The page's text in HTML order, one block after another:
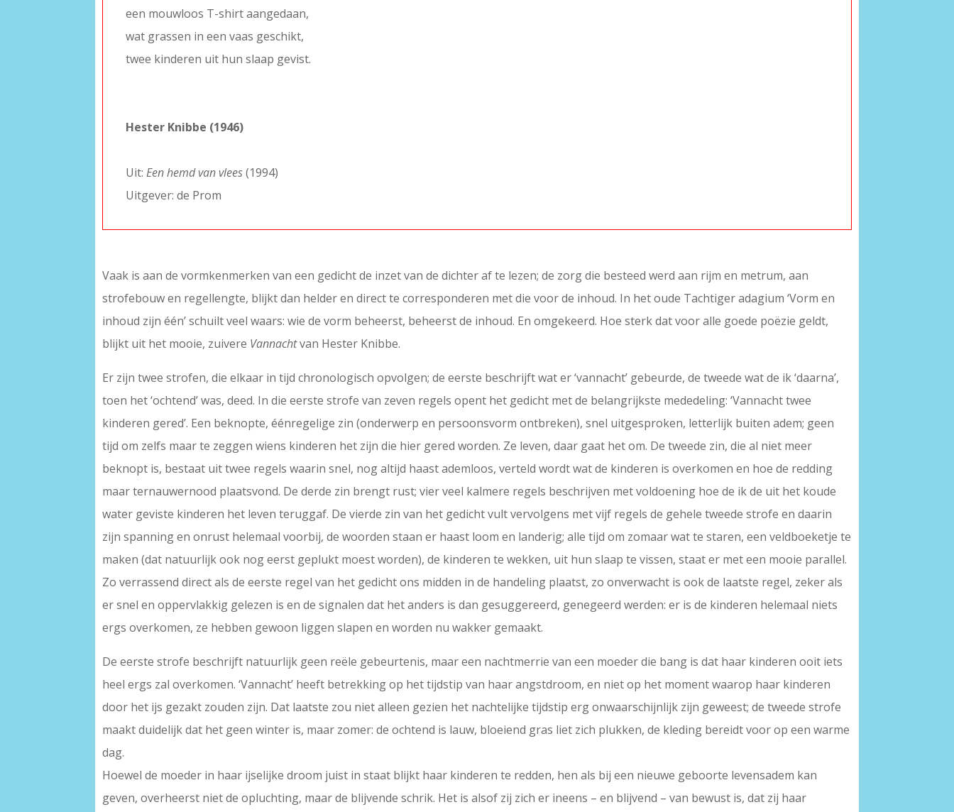
een mouwloos T-shirt aangedaan,
wat grassen in een vaas geschikt,
twee kinderen uit hun slaap gevist.
Hester Knibbe (1946)
Uit:Een hemd van vlees(1994)
Uitgever: de Prom
Vaak is aan de vormkenmerken van een gedicht de inzet van de dichter af te lezen; de zorg die besteed werd aan rijm en metrum, aan
strofebouw en regellengte, blijkt dan helder en direct te corresponderen met die voor de inhoud. In het oude Tachtiger adagium ‘Vorm en
inhoud zijn één’ schuilt veel waars: wie de vorm beheerst, beheerst de inhoud. En omgekeerd. Hoe sterk dat voor alle goede poëzie geldt,
blijkt uit het mooie, zuivere Vannachtvan Hester Knibbe.
Er zijn twee strofen, die elkaar in tijd chronologisch opvolgen; de eerste beschrijft wat er ‘vannacht’ gebeurde, de tweede wat de ik ‘daarna’,
toen het ‘ochtend’ was, deed. In die eerste strofe van zeven regels opent het gedicht met de belangrijkste mededeling: ‘Vannacht twee
kinderen gered’. Een beknopte, éénregelige zin (onderwerp en persoonsvorm ontbreken), snel uitgesproken, letterlijk buiten adem; geen
tijd om zelfs maar te zeggen wiens kinderen het zijn die hier gered worden. Ze leven, daar gaat het om. De tweede zin, die al niet meer
beknopt is, bestaat uit twee regels waarin snel, nog altijd haast ademloos, verteld wordt wat de kinderen is overkomen en hoe de redding
maar ternauwernood plaatsvond. De derde zin brengt rust; vier veel kalmere regels beschrijven met voldoening hoe de ik de uit het koude
water geviste kinderen het leven teruggaf. De vierde zin van het gedicht vult vervolgens met vijf regels de gehele tweede strofe en daarin
zijn spanning en onrust helemaal voorbij, de woorden staan er haast loom en landerig; alle tijd om zomaar wat te staren, een veldboeketje te
maken (dat natuurlijk ook nog eerst geplukt moest worden), de kinderen te wekken, uit hun slaap te vissen, staat er met een mooie parallel.
Zo verrassend direct als de eerste regel van het gedicht ons midden in de handeling plaatst, zo onverwacht is ook de laatste regel, zeker als
er snel en oppervlakkig gelezen is en de signalen dat het anders is dan gesuggereerd, genegeerd werden: er is de kinderen helemaal niets
ergs overkomen, ze hebben gewoon liggen slapen en worden nu wakker gemaakt.
De eerste strofe beschrijft natuurlijk geen reële gebeurtenis, maar een nachtmerrie van een moeder die bang is dat haar kinderen ooit iets
heel ergs zal overkomen. ‘Vannacht’ heeft betrekking op het tijdstip van haar angstdroom, en niet op het moment waarop haar kinderen
door het ijs gezakt zouden zijn. Dat laatste zou niet alleen gezien het nachtelijke tijdstip erg onwaarschijnlijk zijn geweest; de tweede strofe
maakt duidelijk dat het geen winter is, maar zomer: de ochtend is lauw, bloeiend gras liet zich plukken, de kleding bereidt voor op een warme
dag.
Hoewel de moeder in haar ijselijke droom juist in staat blijkt haar kinderen te redden, hen als bij een nieuwe geboorte levensadem kan
geven, overheerst niet de opluchting, maar de blijvende schrik. Het is alsof zij zich er ineens – en blijvend – van bewust is, dat zij haar